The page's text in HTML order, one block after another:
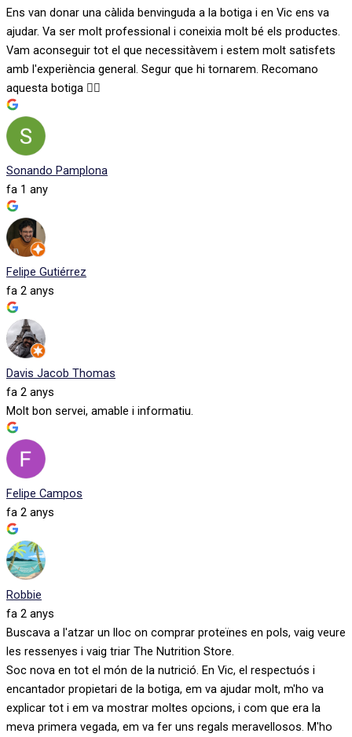
Ens van donar una càlida benvinguda a la botiga i en Vic ens va
ajudar. Va ser molt professional i coneixia molt bé els productes.
Vam aconseguir tot el que necessitàvem i estem molt satisfets
amb l'experiència general. Segur que hi tornarem. Recomano
aquesta botiga 👍🏻
Sonando Pamplona
fa 1 any
Felipe Gutiérrez
fa 2 anys
Davis Jacob Thomas
fa 2 anys
Molt bon servei, amable i informatiu.
Felipe Campos
fa 2 anys
Robbie
fa 2 anys
Buscava a l'atzar un lloc on comprar proteïnes en pols, vaig veure
les ressenyes i vaig triar The Nutrition Store.
Soc nova en tot el món de la nutrició. En Vic, el respectuós i
encantador propietari de la botiga, em va ajudar molt, m'ho va
explicar tot i em va mostrar moltes opcions, i com que era la
meva primera vegada, em va fer uns regals meravellosos. M'ho